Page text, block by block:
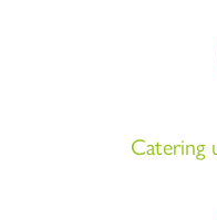
Catering